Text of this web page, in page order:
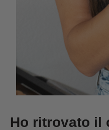
Ho ritrovato il